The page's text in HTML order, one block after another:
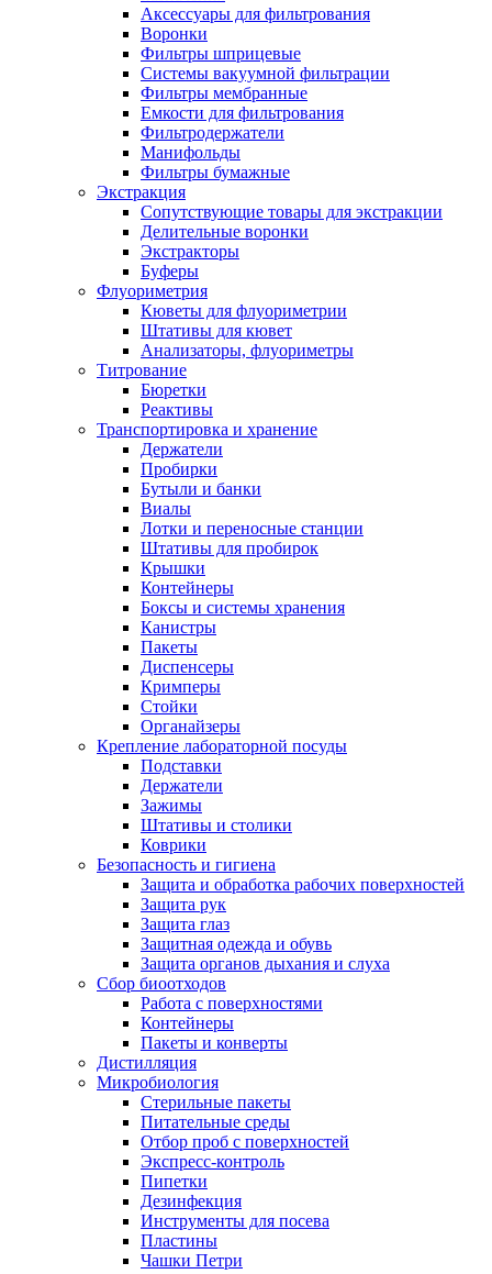
Аксессуары для фильтрования
Воронки
Фильтры шприцевые
Системы вакуумной фильтрации
Фильтры мембранные
Емкости для фильтрования
Фильтродержатели
Манифольды
Фильтры бумажные
Экстракция
Сопутствующие товары для экстракции
Делительные воронки
Экстракторы
Буферы
Флуориметрия
Кюветы для флуориметрии
Штативы для кювет
Анализаторы, флуориметры
Титрование
Бюретки
Реактивы
Транспортировка и хранение
Держатели
Пробирки
Бутыли и банки
Виалы
Лотки и переносные станции
Штативы для пробирок
Крышки
Контейнеры
Боксы и системы хранения
Канистры
Пакеты
Диспенсеры
Кримперы
Стойки
Органайзеры
Крепление лабораторной посуды
Подставки
Держатели
Зажимы
Штативы и столики
Коврики
Безопасность и гигиена
Защита и обработка рабочих поверхностей
Защита рук
Защита глаз
Защитная одежда и обувь
Защита органов дыхания и слуха
Сбор биоотходов
Работа с поверхностями
Контейнеры
Пакеты и конверты
Дистилляция
Микробиология
Стерильные пакеты
Питательные среды
Отбор проб с поверхностей
Экспресс-контроль
Пипетки
Дезинфекция
Инструменты для посева
Пластины
Чашки Петри